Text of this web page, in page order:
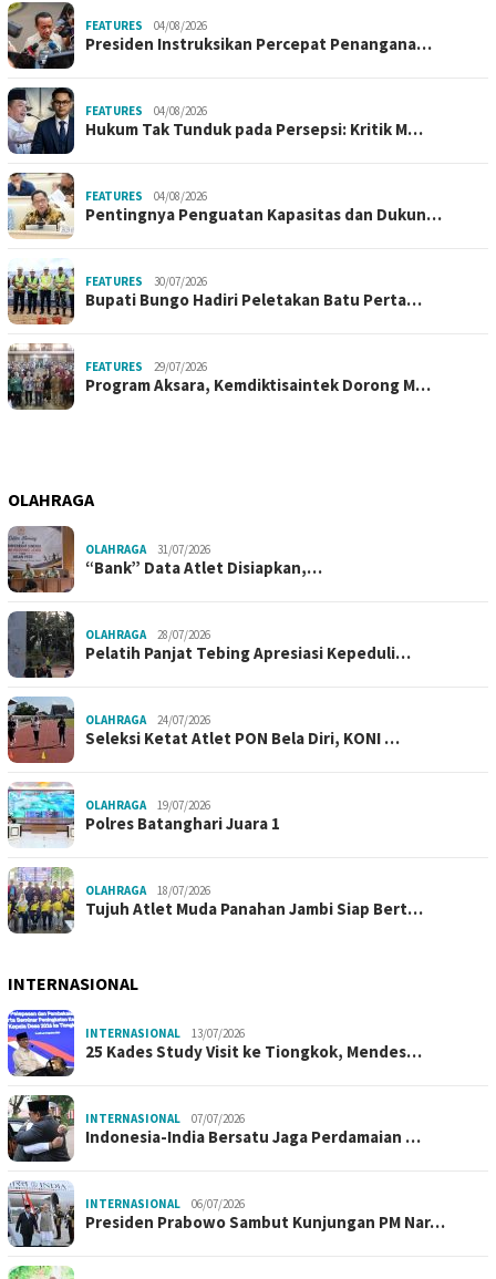
FEATURES 04/08/2026
Presiden Instruksikan Percepat Penangana…
FEATURES 04/08/2026
Hukum Tak Tunduk pada Persepsi: Kritik M…
FEATURES 04/08/2026
Pentingnya Penguatan Kapasitas dan Dukun…
FEATURES 30/07/2026
Bupati Bungo Hadiri Peletakan Batu Perta…
FEATURES 29/07/2026
Program Aksara, Kemdiktisaintek Dorong M…
OLAHRAGA
OLAHRAGA 31/07/2026
“Bank” Data Atlet Disiapkan,…
OLAHRAGA 28/07/2026
Pelatih Panjat Tebing Apresiasi Kepeduli…
OLAHRAGA 24/07/2026
Seleksi Ketat Atlet PON Bela Diri, KONI …
OLAHRAGA 19/07/2026
Polres Batanghari Juara 1
OLAHRAGA 18/07/2026
Tujuh Atlet Muda Panahan Jambi Siap Bert…
INTERNASIONAL
INTERNASIONAL 13/07/2026
25 Kades Study Visit ke Tiongkok, Mendes…
INTERNASIONAL 07/07/2026
Indonesia-India Bersatu Jaga Perdamaian …
INTERNASIONAL 06/07/2026
Presiden Prabowo Sambut Kunjungan PM Nar…